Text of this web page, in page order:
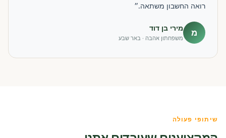
רואה החשבון משתאה.״
מ מירי בן דוד
משפחתון אהבה · באר שבע
שיתופי פעולה